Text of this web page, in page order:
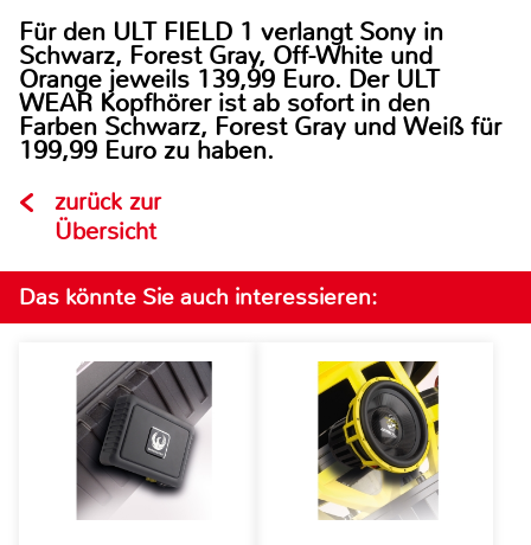
Für den ULT FIELD 1 verlangt Sony in
Schwarz, Forest Gray, Off-White und
Orange jeweils 139,99 Euro. Der ULT
WEAR Kopfhörer ist ab sofort in den
Farben Schwarz, Forest Gray und Weiß für
199,99 Euro zu haben.
zurück zur
Übersicht
Das könnte Sie auch interessieren: